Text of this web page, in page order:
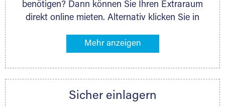
benötigen? Dann können Sie Ihren Extraraum
direkt online mieten. Alternativ klicken Sie in
Gegenstände an, die Sie einlagern möchten –
ermittelt. Natürlich steht Ihnen Ihr Extraraum
persönlich hinsichtlich Lagervolumen und zu
Sicher einlagern